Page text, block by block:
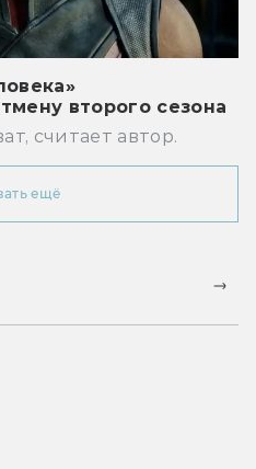
второго сезона
считает автор.
ещё